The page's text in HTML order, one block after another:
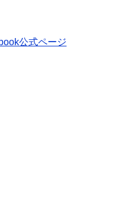
公式ページ